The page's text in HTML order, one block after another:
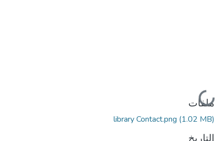
جاري التحميل...
ملفات
library Contact.png (1.02 MB)
التاريخ